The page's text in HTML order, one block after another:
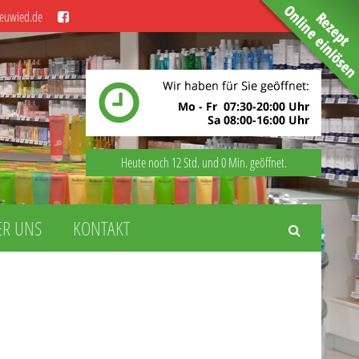
Heute noch 12 Std. und 0 Min. geöffnet.
UNS KONTAKT